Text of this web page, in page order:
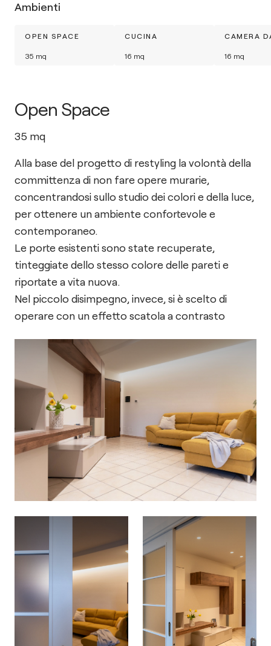
Ambienti
OPEN SPACE
35 mq
CUCINA
16 mq
CAMERA
16 mq
Open Space
35 mq
Alla base del progetto di restyling la volontà della
committenza di non fare opere murarie,
concentrandosi sullo studio dei colori e della luce,
per ottenere un ambiente confortevole e
contemporaneo.
Le porte esistenti sono state recuperate,
tinteggiate dello stesso colore delle pareti e
riportate a vita nuova.
Nel piccolo disimpegno, invece, si è scelto di
operare con un effetto scatola a contrasto